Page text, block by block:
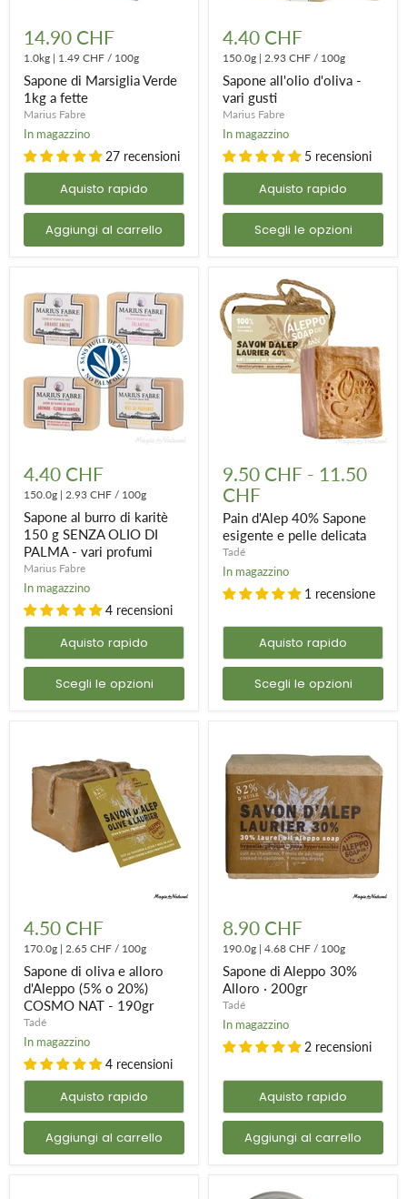
pasta di sapone
l'alleato perfetto per le mani molto sporche o macchiate. Per la
pelle appena rasata, invece, il
tradizionale sapone hammam in
pastaavrà tutto da soddisfare con le sue proprietà detergenti e
drenanti.
Saponi ipoallergenici adatti ad ogni situazione!
Accessori per sapone
Perché La Magie du Naturel pensa a tutto, e soprattutto a te,
offriamo un'ampia scelta di accessori per sapone come il
bottiglia di vetro della pompa
portasapone, il filo per tagliare
, il sacchetto di sapone scatola di sapone.
di
Marsiglia
Verde
1kg
a
fette
14.90 CHF
1.0kg | 1.49 CHF / 100g
Sapone di Marsiglia Verde
1kg a fette
Marius Fabre
In magazzino
27 recensioni
Aquisto rapido
Aggiungi al carrello
all'olio
d'oliva
vari
gusti
4.40 CHF
150.0g | 2.93 CHF / 100g
Sapone all'olio d'oliva -
vari gusti
Marius Fabre
In magazzino
5 recensioni
Aquisto rapido
Scegli le opzioni
burro
di
karitè
150
g
SENZA
OLIO
DI
PALMA
vari
profumi
4.40 CHF
150.0g | 2.93 CHF / 100g
Sapone al burro di karitè
150 g SENZA OLIO DI
PALMA - vari profumi
Marius Fabre
In magazzino
4 recensioni
Aquisto rapido
Scegli le opzioni
d'Alep
40%
Sapone
esigente
e
pelle
delicata
9.50 CHF - 11.50
CHF
Pain d'Alep 40% Sapone
esigente e pelle delicata
Tadé
In magazzino
1 recensione
Aquisto rapido
Scegli le opzioni
di
oliva
e
alloro
d'Aleppo
(5%
o
20%)
COSMO
NAT
190gr
4.50 CHF
170.0g | 2.65 CHF / 100g
Sapone di oliva e alloro
d'Aleppo (5% o 20%)
COSMO NAT - 190gr
Tadé
In magazzino
4 recensioni
Aquisto rapido
Aggiungi al carrello
di
Aleppo
30%
Alloro
200gr
8.90 CHF
190.0g | 4.68 CHF / 100g
Sapone di Aleppo 30%
Alloro · 200gr
Tadé
In magazzino
2 recensioni
Aquisto rapido
Aggiungi al carrello